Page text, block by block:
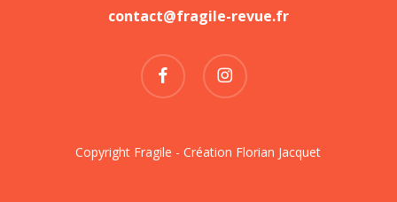
contact@fragile-revue.fr
facebook instagram
Copyright Fragile - Création Florian Jacquet